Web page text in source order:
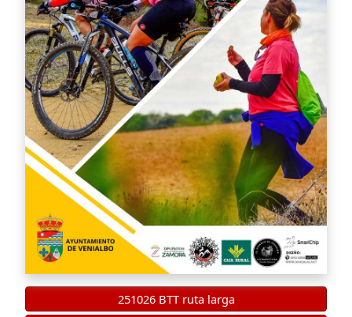
251026 BTT ruta larga